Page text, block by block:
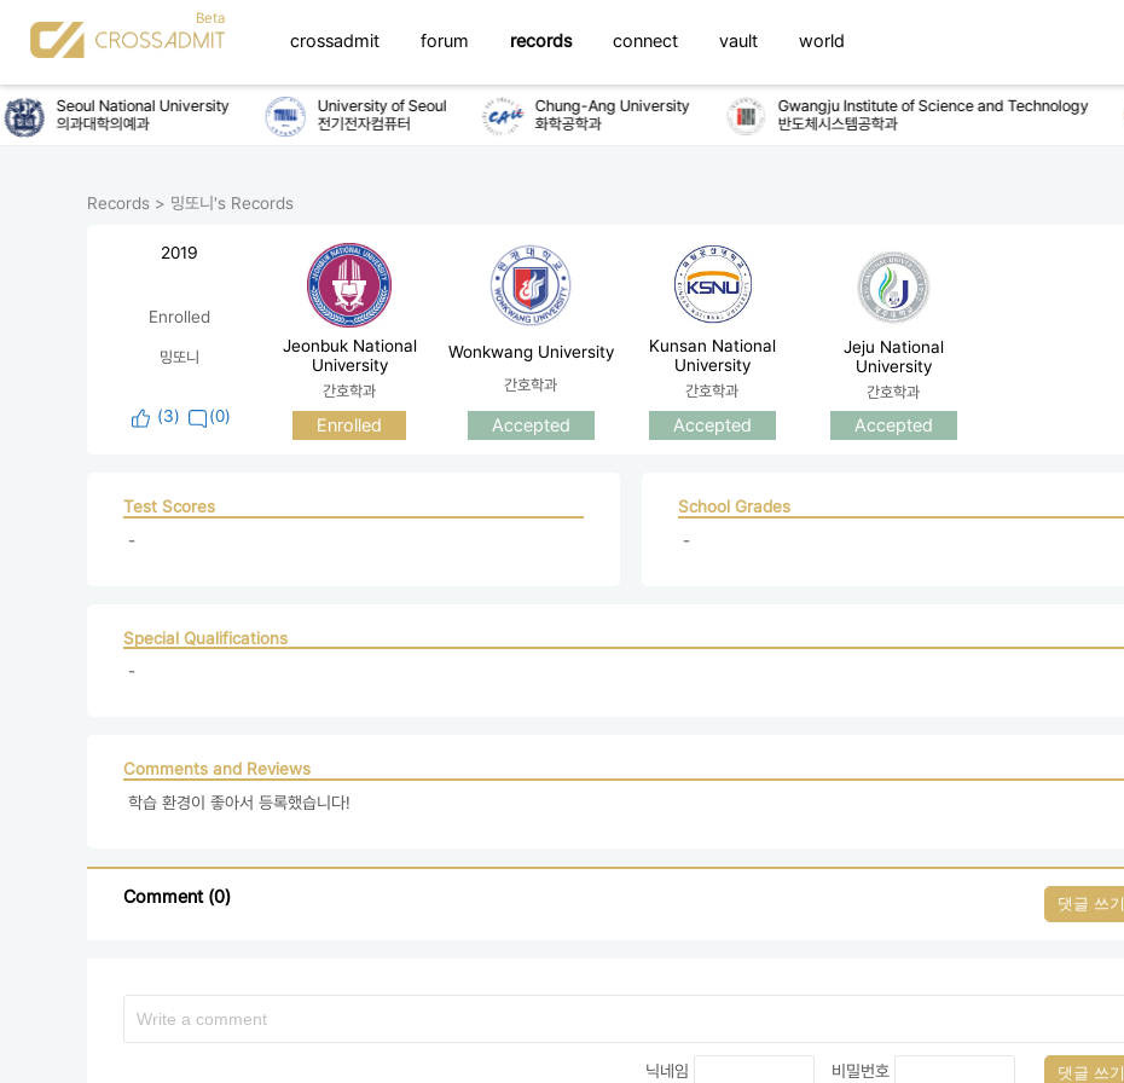
crossadmit forum records connect vault world
Seoul National University
의과대학의예과
University of Seoul
전기전자컴퓨터
Chung-Ang University
화학공학과
Gwangju Institute of Science and Technology
반도체시스템공학과
Records > 밍또니's Records
2019
Enrolled
밍또니
(3) (0)
Jeonbuk National
University
간호학과
Enrolled
Wonkwang University
간호학과
Accepted
Kunsan National
University
간호학과
Accepted
Jeju National
University
간호학과
Accepted
Test Scores
-
School Grades
-
Special Qualifications
-
Comments and Reviews
학습 환경이 좋아서 등록했습니다!
Comment (0) 댓글 쓰기
닉네임 비밀번호 댓글 쓰기